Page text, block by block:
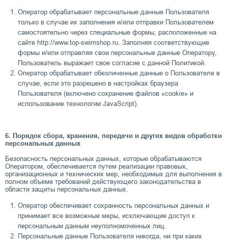
Оператор обрабатывает персональные данные Пользователя
только в случае их заполнения и/или отправки Пользователем
самостоятельно через специальные формы, расположенные на
сайте http://www.top-swimshop.ru. Заполняя соответствующие
формы и/или отправляя свои персональные данные Оператору,
Пользователь выражает свое согласие с данной Политикой.
Оператор обрабатывает обезличенные данные о Пользователе в
случае, если это разрешено в настройках браузера
Пользователя (включено сохранение файлов «cookie» и
использование технологии JavaScript).
6. Порядок сбора, хранения, передачи и других видов обработки
персональных данных
Безопасность персональных данных, которые обрабатываются
Оператором, обеспечивается путем реализации правовых,
организационных и технических мер, необходимых для выполнения в
полном объеме требований действующего законодательства в
области защиты персональных данных.
Оператор обеспечивает сохранность персональных данных и
принимает все возможные меры, исключающие доступ к
персональным данным неуполномоченных лиц.
Персональные данные Пользователя никогда, ни при каких